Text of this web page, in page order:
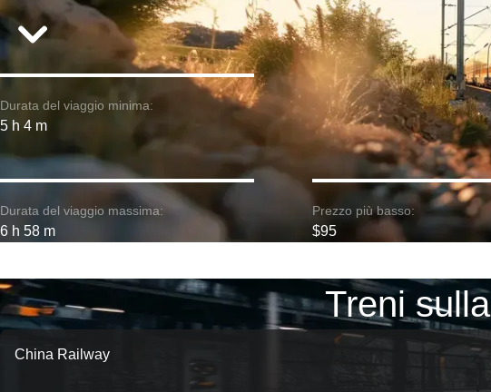
Durata del viaggio minima:
5 h 4 m
Durata del viaggio massima:
6 h 58 m
Prezzo più basso:
$95
Treni
China Railway